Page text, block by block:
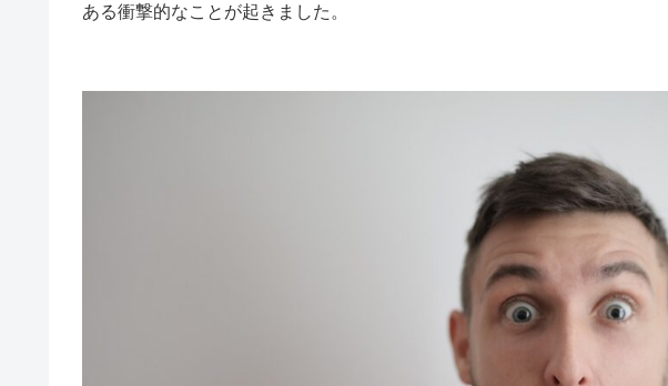
ある衝撃的なことが起きました。